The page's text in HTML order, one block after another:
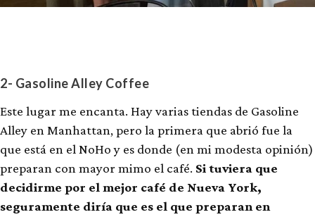
2- Gasoline Alley Coffee
Este lugar me encanta. Hay varias tiendas de Gasoline
Alley en Manhattan, pero la primera que abrió fue la
que está en el NoHo y es donde (en mi modesta opinión)
preparan con mayor mimo el café. Si tuviera que
decidirme por el mejor café de Nueva York,
seguramente diría que es el que preparan en